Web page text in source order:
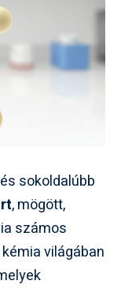
sokoldalúbb
, mögött,
számos
világában